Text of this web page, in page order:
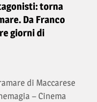
torna
Da Franco
giorni di
di Maccarese
– Cinema